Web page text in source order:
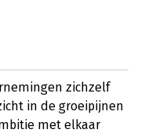
zichzelf
in de groeipijnen
met elkaar